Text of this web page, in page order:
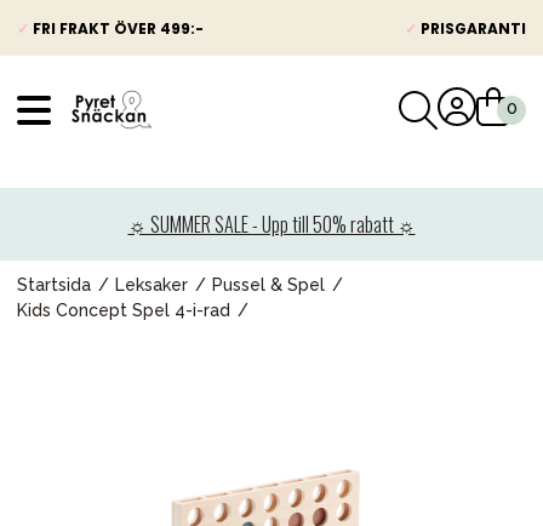
✓ FRI FRAKT ÖVER 499:- ✓ PRISGARANTI
☼ SUMMER SALE - Upp till 50% rabatt ☼
Startsida Leksaker
Pussel & Spel
Kids Concept Spel 4-i-rad
Barnvagnar
Bilbarnstolar
Möbler & bädd